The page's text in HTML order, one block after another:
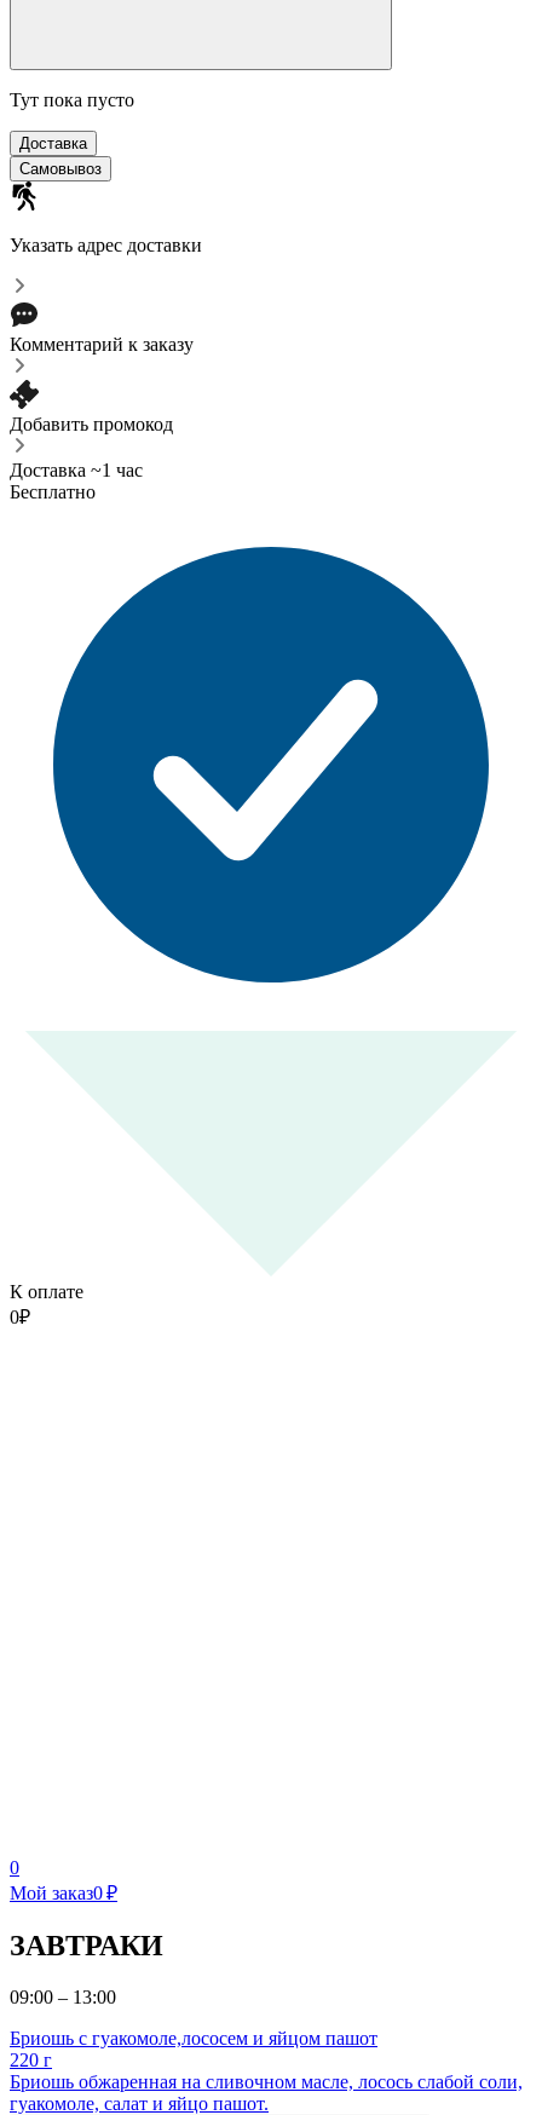
Тут пока пусто
Доставка
Самовывоз
Указать адрес доставки
Комментарий к заказу
Добавить промокод
Доставка ~1 час
Бесплатно
К оплате
0₽
0
Мой заказ0 ₽
ЗАВТРАКИ
09:00 – 13:00
Бриошь с гуакомоле,лососем и яйцом пашот
220 г
Бриошь обжаренная на сливочном масле, лосось слабой соли,
гуакомоле, салат и яйцо пашот.